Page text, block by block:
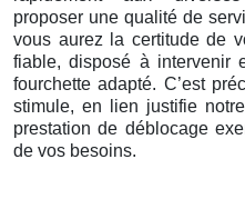
proposer une qualité de
vous aurez la certitude de
fiable, disposé à intervenir
fourchette adapté. C’est
stimule, en lien justifie
prestation de déblocage
de vos besoins.